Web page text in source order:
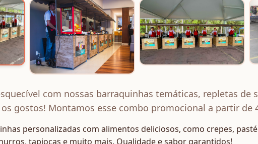
com nossas barraquinhas temáticas, repletas de
gostos! Montamos esse combo promocional a partir de
personalizadas com alimentos deliciosos, como crepes,
tapiocas e muito mais. Qualidade e sabor garantidos!